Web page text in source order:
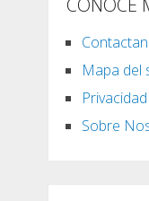
CONOCE
Mapa del
Sobre